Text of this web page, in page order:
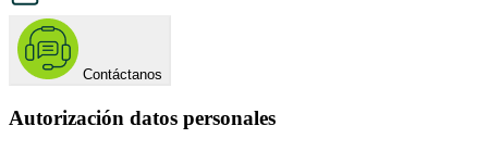
Contáctanos
Autorización datos personales